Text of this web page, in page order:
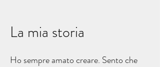
La mia storia
Ho sempre amato creare. Sento che